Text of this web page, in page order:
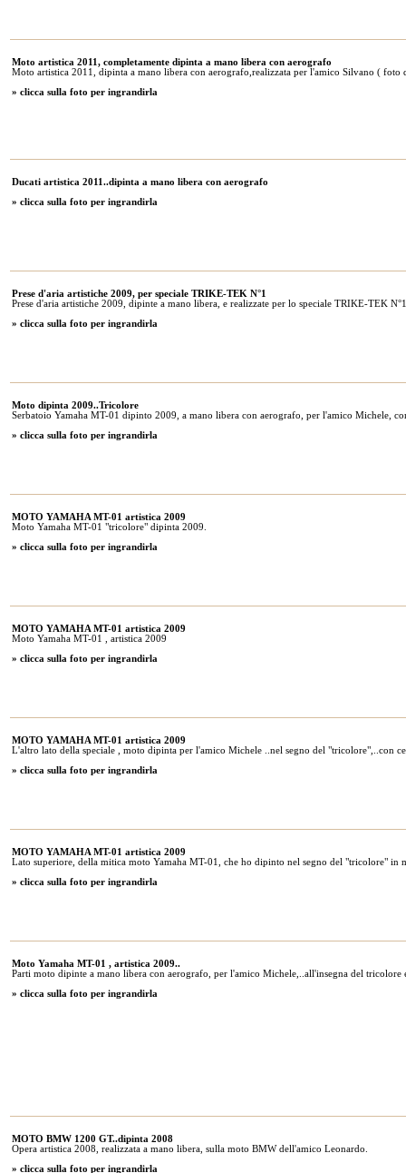
Moto artistica 2011, completamente dipinta a mano libera con aerografo
Moto artistica 2011, dipinta a mano libera con aerografo,realizzata per l'amico Silvano ( foto
» clicca sulla foto per ingrandirla
Ducati artistica 2011..dipinta a mano libera con aerografo
» clicca sulla foto per ingrandirla
Prese d'aria artistiche 2009, per speciale TRIKE-TEK N°1
Prese d'aria artistiche 2009, dipinte a mano libera, e realizzate per lo speciale TRIKE-TEK
» clicca sulla foto per ingrandirla
Moto dipinta 2009..Tricolore
Serbatoio Yamaha MT-01 dipinto 2009, a mano libera con aerografo, per l'amico Michele,
» clicca sulla foto per ingrandirla
MOTO YAMAHA MT-01 artistica 2009
Moto Yamaha MT-01 "tricolore" dipinta 2009.
» clicca sulla foto per ingrandirla
MOTO YAMAHA MT-01 artistica 2009
Moto Yamaha MT-01 , artistica 2009
» clicca sulla foto per ingrandirla
MOTO YAMAHA MT-01 artistica 2009
L'altro lato della speciale , moto dipinta per l'amico Michele ..nel segno del "tricolore",..con
» clicca sulla foto per ingrandirla
MOTO YAMAHA MT-01 artistica 2009
Lato superiore, della mitica moto Yamaha MT-01, che ho dipinto nel segno del "tricolore"
» clicca sulla foto per ingrandirla
Moto Yamaha MT-01 , artistica 2009..
Parti moto dipinte a mano libera con aerografo, per l'amico Michele,..all'insegna del tricolore
» clicca sulla foto per ingrandirla
MOTO BMW 1200 GT..dipinta 2008
Opera artistica 2008, realizzata a mano libera, sulla moto BMW dell'amico Leonardo.
» clicca sulla foto per ingrandirla